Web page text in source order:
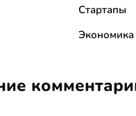
Стартапы
Экономика